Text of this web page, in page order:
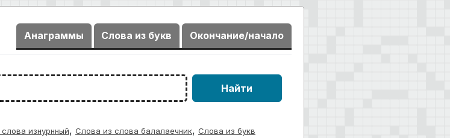
Анаграммы Слова из букв Окончание/начало
Найти
изнурнный, Слова из слова балалаечник, Слова из букв